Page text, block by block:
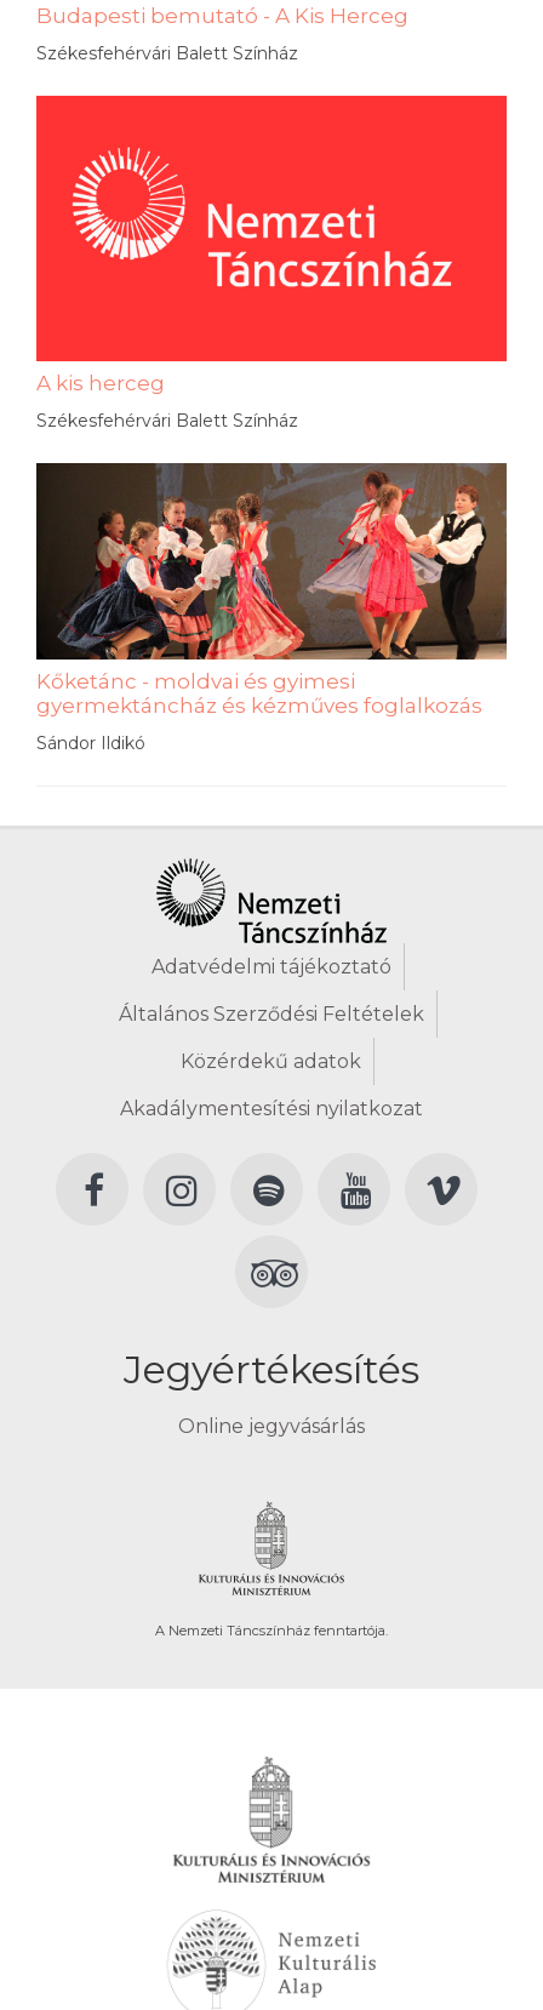
Budapesti bemutató - A Kis Herceg
Székesfehérvári Balett Színház
A kis herceg
Székesfehérvári Balett Színház
Kőketánc - moldvai és gyimesi
gyermektáncház és kézműves foglalkozás
Sándor Ildikó
Adatvédelmi tájékoztató
Általános Szerződési Feltételek
Közérdekű adatok
Akadálymentesítési nyilatkozat
Jegyértékesítés
Online jegyvásárlás
A Nemzeti Táncszínház fenntartója.